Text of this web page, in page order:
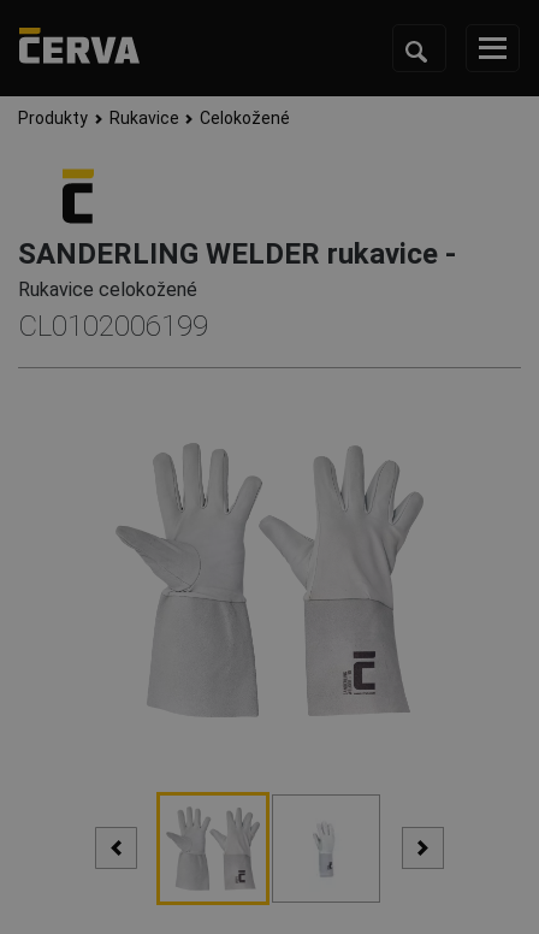
Produkty Rukavice Celokožené
SANDERLING WELDER rukavice -
Rukavice celokožené
CL0102006199